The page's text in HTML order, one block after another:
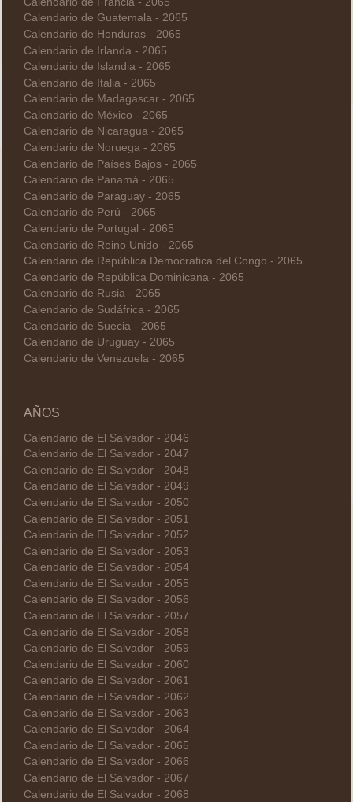
Calendario de Guatemala - 2065
Calendario de Honduras - 2065
Calendario de Irlanda - 2065
Calendario de Islandia - 2065
Calendario de Italia - 2065
Calendario de Madagascar - 2065
Calendario de México - 2065
Calendario de Nicaragua - 2065
Calendario de Noruega - 2065
Calendario de Países Bajos - 2065
Calendario de Panamá - 2065
Calendario de Paraguay - 2065
Calendario de Perú - 2065
Calendario de Portugal - 2065
Calendario de Reino Unido - 2065
Calendario de República Democratica del Congo - 2065
Calendario de República Dominicana - 2065
Calendario de Rusia - 2065
Calendario de Sudáfrica - 2065
Calendario de Suecia - 2065
Calendario de Uruguay - 2065
Calendario de Venezuela - 2065
AÑOS
Calendario de El Salvador - 2046
Calendario de El Salvador - 2047
Calendario de El Salvador - 2048
Calendario de El Salvador - 2049
Calendario de El Salvador - 2050
Calendario de El Salvador - 2051
Calendario de El Salvador - 2052
Calendario de El Salvador - 2053
Calendario de El Salvador - 2054
Calendario de El Salvador - 2055
Calendario de El Salvador - 2056
Calendario de El Salvador - 2057
Calendario de El Salvador - 2058
Calendario de El Salvador - 2059
Calendario de El Salvador - 2060
Calendario de El Salvador - 2061
Calendario de El Salvador - 2062
Calendario de El Salvador - 2063
Calendario de El Salvador - 2064
Calendario de El Salvador - 2065
Calendario de El Salvador - 2066
Calendario de El Salvador - 2067
Calendario de El Salvador - 2068